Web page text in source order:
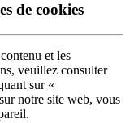
de cookies
et les
veuillez consulter
sur «
notre site web, vous